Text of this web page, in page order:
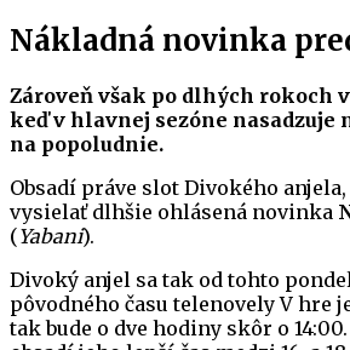
Nákladná novinka
Zároveň však po dlhých rokoch
keď v hlavnej sezóne nasadzuje
na popoludnie.
Obsadí práve slot Divokého
vysielať dlhšie ohlásená novinka
(Yabani).
Divoký anjel sa tak od tohto
pôvodného času telenovely V hre
tak bude o dve hodiny skôr o